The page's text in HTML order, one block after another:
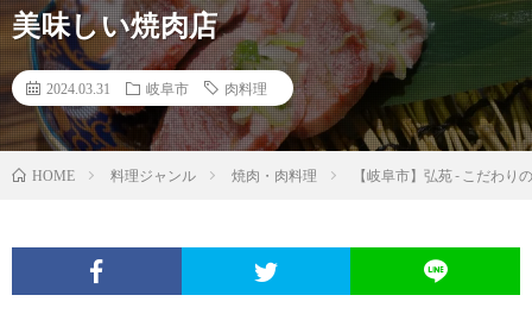
美味しい焼肉店
2024.03.31 岐阜市 肉料理
HOME 料理ジャンル 焼肉・肉料理 【岐阜市】弘苑 - こだわり